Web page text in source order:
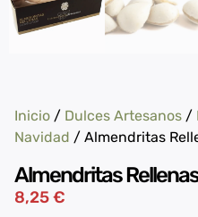
Inicio / Dulces Artesanos /
Navidad / Almendritas
Almendritas
8,25€